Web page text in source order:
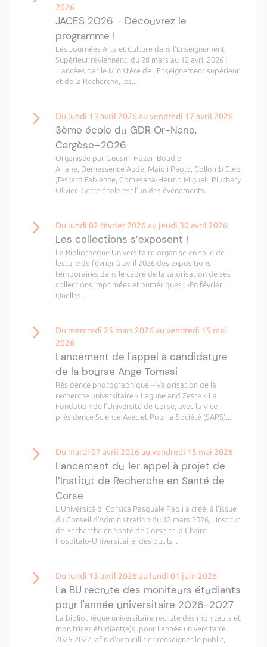
2026
JACES 2026 - Découvrez le
programme !
Les Journées Arts et Culture dans l’Enseignement
Supérieur reviennent du 28 mars au 12 avril 2026 !
Lancées par le Ministère de l’Enseignement supérieur
et de la Recherche, les...
Du lundi 13 avril 2026 au vendredi 17 avril 2026
3ème école du GDR Or-Nano,
Cargèse–2026
Organisée par Guesmi Hazar, Boudier
Ariane, Demessence Aude, Maioli Paolo, Collomb Cléo
,Testard Fabienne, Comesana-Hermo Miguel , Pluchery
Olivier Cette école est l’un des événements...
Du lundi 02 février 2026 au jeudi 30 avril 2026
Les collections s’exposent !
La Bibliothèque Universitaire organise en salle de
lecture de février à avril 2026 des expositions
temporaires dans le cadre de la valorisation de ses
collections imprimées et numériques : -En février :
Quelles...
Du mercredi 25 mars 2026 au vendredi 15 mai
2026
Lancement de l'appel à candidature
de la bourse Ange Tomasi
Résidence photographique – Valorisation de la
recherche universitaire « Lagune and Zeste » La
Fondation de l'Université de Corse, avec la Vice-
présidence Science Avec et Pour la Société (SAPS)...
Du mardi 07 avril 2026 au vendredi 15 mai 2026
Lancement du 1er appel à projet de
l’Institut de Recherche en Santé de
Corse
L’Università di Corsica Pasquale Paoli a créé, à l'issue
du Conseil d'Administration du 12 mars 2026, l’Institut
de Recherche en Santé de Corse et la Chaire
Hospitalo-Universitaire, des outils...
Du lundi 13 avril 2026 au lundi 01 juin 2026
La BU recrute des moniteurs étudiants
pour l'année universitaire 2026-2027
La bibliothèque universitaire recrute des moniteurs et
monitrices étudiant(e)s, pour l'année universitaire
2026-2027, afin d'accueillir et renseigner le public,